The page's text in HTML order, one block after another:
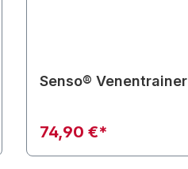
Senso® Venentrainer
74,90 €*